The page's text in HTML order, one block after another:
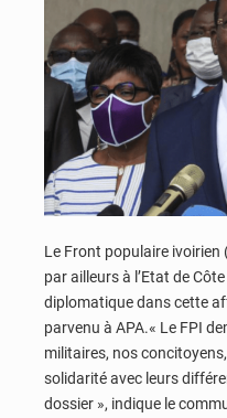
Le Front populaire
par ailleurs à l’Etat de
diplomatique dans cette
parvenu à APA.« Le FPI
militaires, nos
solidarité avec leurs
dossier », indique le